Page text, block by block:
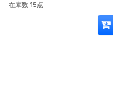
在庫数 15点